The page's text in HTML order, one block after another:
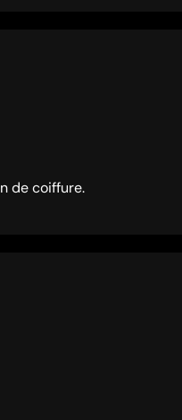
de coiffure.